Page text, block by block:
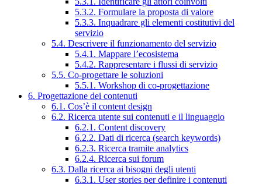
5.3.2. Formulare la proposta di valore
5.3.3. Inquadrare gli elementi costitutivi del
servizio
5.4. Descrivere il funzionamento del servizio
5.4.1. Mappare l’ecosistema
5.4.2. Rappresentare i flussi di servizio
5.5. Co-progettare le soluzioni
5.5.1. Workshop di co-progettazione
6. Progettazione dei contenuti
6.1. Cos’è il content design
6.2. Ricerca utente sui contenuti e il linguaggio
6.2.1. Content discovery
6.2.2. Dati di ricerca (search keywords)
6.2.3. Ricerca tramite analytics
6.2.4. Ricerca sui forum
6.3. Dalla ricerca ai bisogni degli utenti
6.3.1. User stories per definire i contenuti